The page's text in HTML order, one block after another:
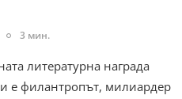
3 мин.
литературна награда
е филантропът, милиардер